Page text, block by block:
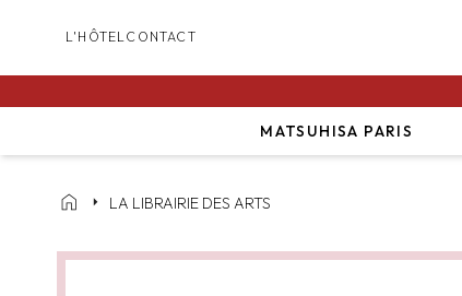
L'HÔTELCONTACT
MATSUHISA PARIS
home arrow_right LA LIBRAIRIE DES ARTS